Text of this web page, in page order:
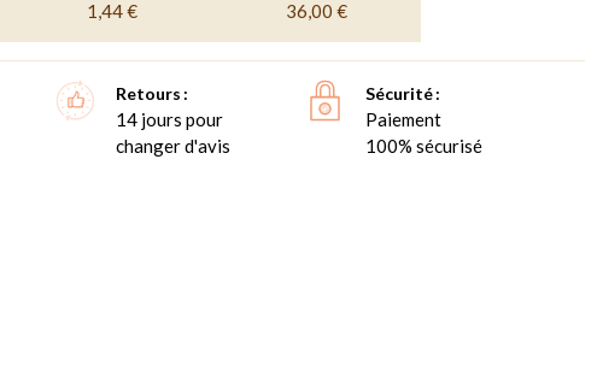
1,44 € 36,00 €
Retours
14 jours pour
changer d'avis
Sécurité
Paiement
100% sécurisé